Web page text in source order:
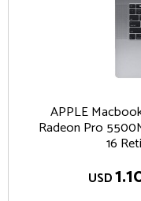
APPLE
Radeon Pro
16
USD